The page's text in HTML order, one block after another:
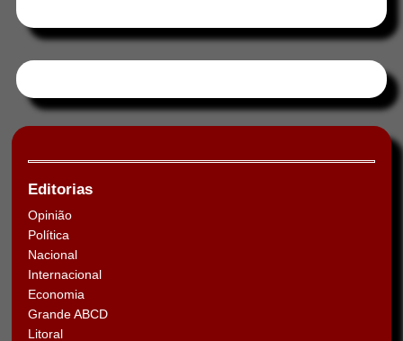
Editorias
Opinião
Política
Nacional
Internacional
Economia
Grande ABCD
Litoral